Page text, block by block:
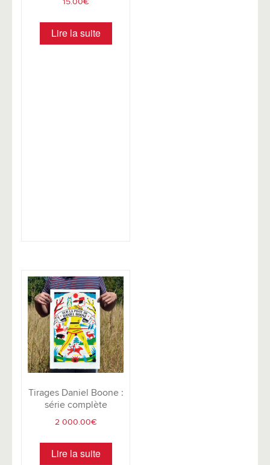
15.00€
Lire la suite
Tirages Daniel Boone :
série complète
2 000.00€
Lire la suite